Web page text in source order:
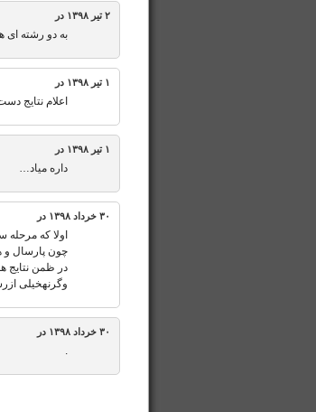
۲ تیر ۱۳۹۸ در
به دو رشته ای
۱ تیر ۱۳۹۸ در
اعلام نتایج
۱ تیر ۱۳۹۸ در
داره میاد…
۳۰ خرداد ۱۳۹۸ در
اولا که
چون پارسال و
در ظمن نتایج
وگرنهخیلی
۳۰ خرداد ۱۳۹۸ در
.